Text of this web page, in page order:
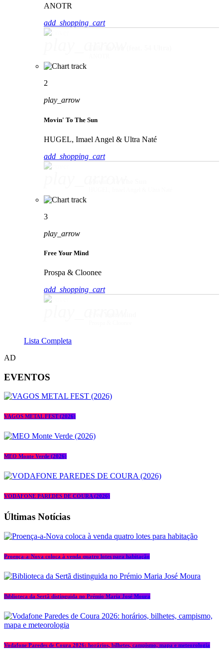
ANOTR
add_shopping_cart
2
play_arrow
Movin' To The Sun
HUGEL, Imael Angel & Ultra Naté
add_shopping_cart
3
play_arrow
Free Your Mind
Prospa & Cloonee
add_shopping_cart
Lista Completa
AD
EVENTOS
VAGOS METAL FEST (2026)
MEO Monte Verde (2026)
VODAFONE PAREDES DE COURA (2026)
Últimas Notícias
Proença-a-Nova coloca à venda quatro lotes para habitação
Biblioteca da Sertã distinguida no Prémio Maria José Moura
Vodafone Paredes de Coura 2026: horários, bilhetes, campismo, mapa e meteorologia